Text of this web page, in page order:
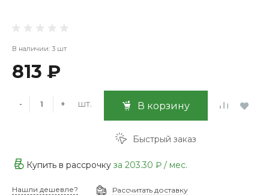
В наличии: 3 шт
813 ₽
- + шт. В корзину
Быстрый заказ
Купить в рассрочку за 203.30 ₽ / мес.
Нашли дешевле? Рассчитать доставку